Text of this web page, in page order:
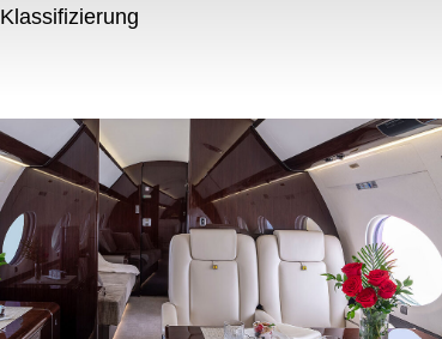
Klassifizierung